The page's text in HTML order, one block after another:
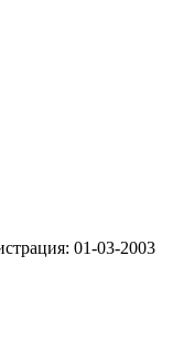
01-03-2003